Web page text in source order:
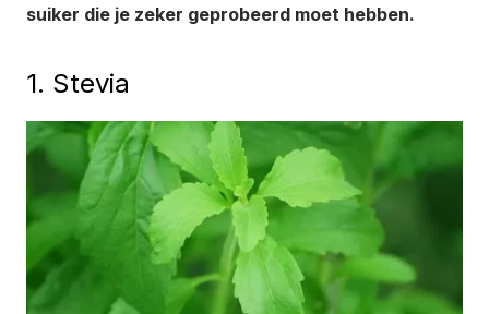
suiker die je zeker geprobeerd moet hebben.
1. Stevia